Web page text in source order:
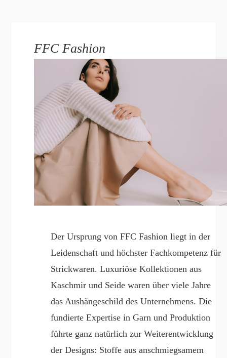
FFC Fashion
Der Ursprung von FFC Fashion liegt in der
Leidenschaft und höchster Fachkompetenz für
Strickwaren. Luxuriöse Kollektionen aus
Kaschmir und Seide waren über viele Jahre
das Aushängeschild des Unternehmens. Die
fundierte Expertise in Garn und Produktion
führte ganz natürlich zur Weiterentwicklung
der Designs: Stoffe aus anschmiegsamem